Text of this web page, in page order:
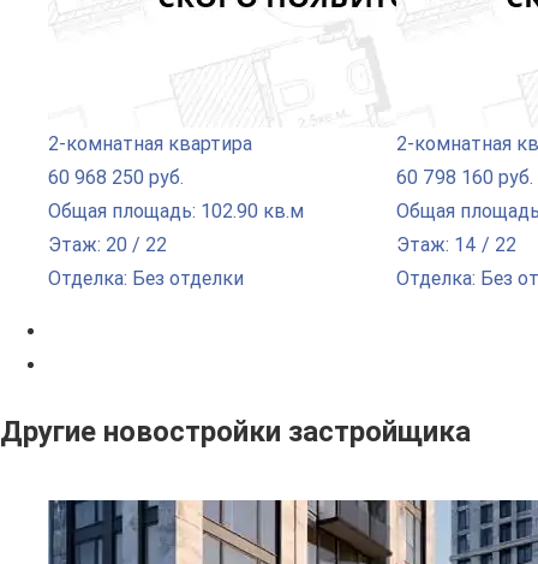
2-комнатная квартира
60 968 250 руб.
Общая площадь: 102.90 кв.м
Этаж: 20 / 22
Отделка: Без отделки
2-комнатная
60 798 160 руб.
Общая
Этаж: 14 / 22
Отделка: Без
Другие новостройки застройщика